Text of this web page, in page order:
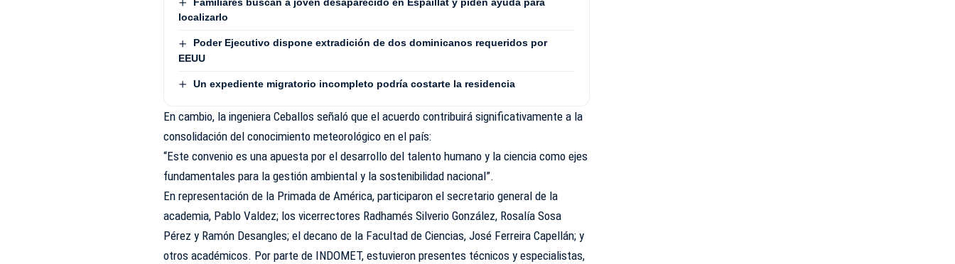
localizarlo
Poder Ejecutivo dispone extradición de dos dominicanos requeridos por
EEUU
Un expediente migratorio incompleto podría costarte la residencia
En cambio, la ingeniera Ceballos señaló que el acuerdo contribuirá significativamente a la
consolidación del conocimiento meteorológico en el país:
“Este convenio es una apuesta por el desarrollo del talento humano y la ciencia como ejes
fundamentales para la gestión ambiental y la sostenibilidad nacional”.
En representación de la Primada de América, participaron el secretario general de la
academia, Pablo Valdez; los vicerrectores Radhamés Silverio González, Rosalía Sosa
Pérez y Ramón Desangles; el decano de la Facultad de Ciencias, José Ferreira Capellán; y
otros académicos. Por parte de INDOMET, estuvieron presentes técnicos y especialistas,